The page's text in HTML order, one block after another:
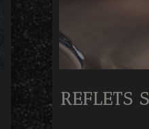
REFLETS